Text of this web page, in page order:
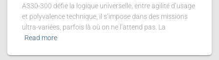
A330-300 défie la logique universelle, entre agilité d’usage
et polyvalence technique, il s’impose dans des missions
ultra-variées, parfois là où on ne l’attend pas. La
Read more